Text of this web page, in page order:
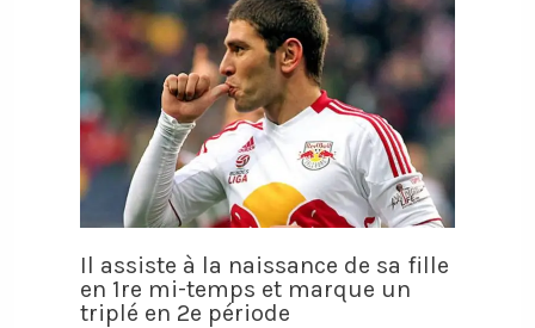
Il assiste à la naissance de sa fille
en 1re mi-temps et marque un
triplé en 2e période